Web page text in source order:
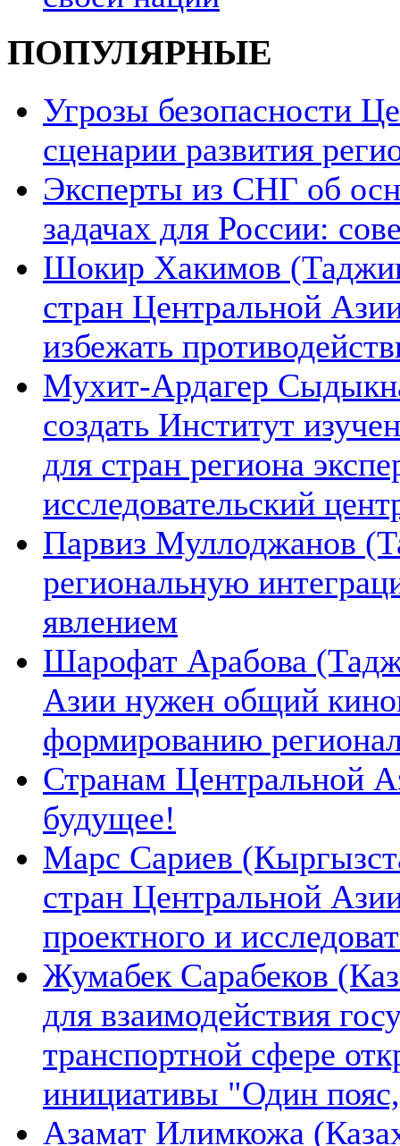
ПОПУЛЯРНЫЕ
Угрозы безопасности
сценарии развития
Эксперты из СНГ об
задачах для России:
Шокир Хакимов
стран Центральной
избежать
Мухит-Ардагер
создать Институт
для стран региона
исследовательский
Парвиз Муллоджанов
региональную
явлением
Шарофат Арабова
Азии нужен общий
формированию
Странам Центральной
будущее!
Марс Сариев
стран Центральной
проектного и
Жумабек Сарабеков
для взаимодействия
транспортной сфере
инициативы "Один
Азамат Илимкожа